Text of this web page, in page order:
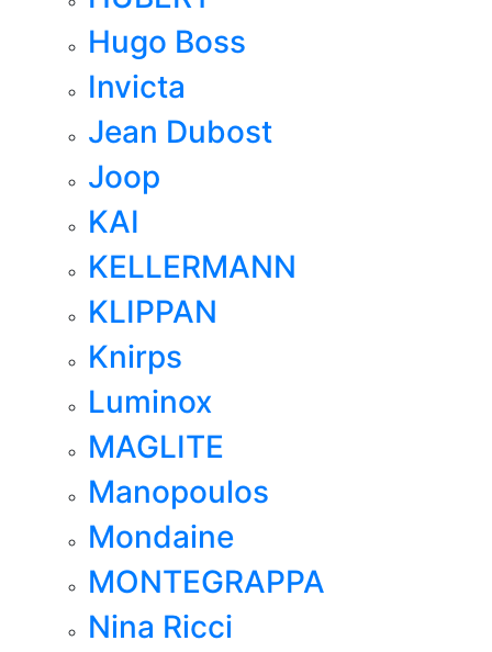
Hugo Boss
Invicta
Jean Dubost
Joop
KAI
KELLERMANN
KLIPPAN
Knirps
Luminox
MAGLITE
Manopoulos
Mondaine
MONTEGRAPPA
Nina Ricci